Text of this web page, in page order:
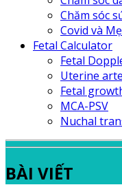
Chăm sóc
Covid và
Fetal Calculator
Fetal
Uterine
Fetal
MCA-PSV
Nuchal
BÀI VIẾT